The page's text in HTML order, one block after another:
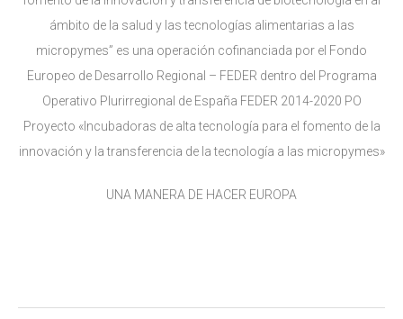
ámbito de la salud y las tecnologías alimentarias a las
micropymes” es una operación cofinanciada por el Fondo
Europeo de Desarrollo Regional – FEDER dentro del Programa
Operativo Plurirregional de España FEDER 2014-2020 PO
Proyecto «Incubadoras de alta tecnología para el fomento de la
innovación y la transferencia de la tecnología a las micropymes»
UNA MANERA DE HACER EUROPA